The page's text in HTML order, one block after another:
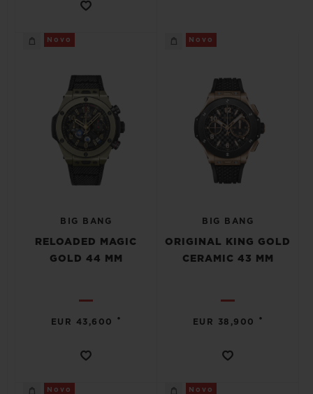
Novo
BIG BANG
RELOADED MAGIC
GOLD 44 MM
EUR 43,600 •
Novo
BIG BANG
ORIGINAL KING GOLD
CERAMIC 43 MM
EUR 38,900 •
Novo Novo